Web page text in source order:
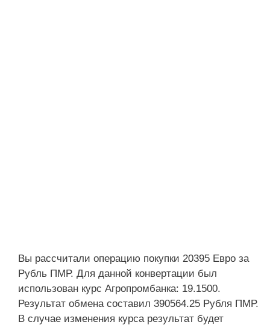
Вы рассчитали операцию покупки 20395 Евро за
Рубль ПМР. Для данной конвертации был
использован курс Агропромбанка: 19.1500.
Результат обмена составил 390564.25 Рубля ПМР.
В случае изменения курса результат будет